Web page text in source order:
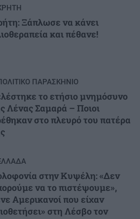
Ξάπλωσε να κάνει
και πέθανε!
ΠΑΡΑΣΚΗΝΙΟ
το ετήσιο μνημόσυνο
Λένας Σαμαρά – Ποιοι
στο πλευρό του πατέρα
στην Κυψέλη: «Δεν
να το πιστέψουμε»,
Αμερικανοί που είχαν
στη Λέσβο τον